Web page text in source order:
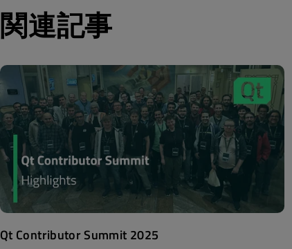
関連記事
Qt Contributor Summit 2025